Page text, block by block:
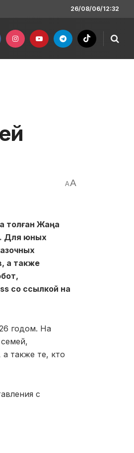
26/08/06/12:32
AA
толған Жаңа
Для юных
а также
со ссылкой на
годом. На
также те, кто
с